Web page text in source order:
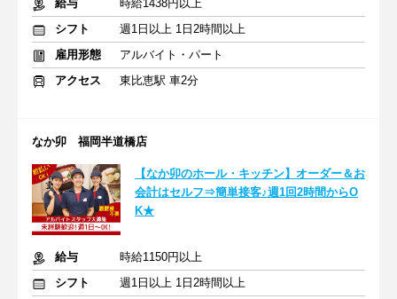
給与
時給1438円以上
シフト
週1日以上 1日2時間以上
雇用形態
アルバイト・パート
アクセス
東比恵駅 車2分
なか卯 福岡半道橋店
【なか卯のホール・キッチン】オーダー＆お
会計はセルフ⇒簡単接客♪週1回2時間からO
K★
給与
時給1150円以上
シフト
週1日以上 1日2時間以上